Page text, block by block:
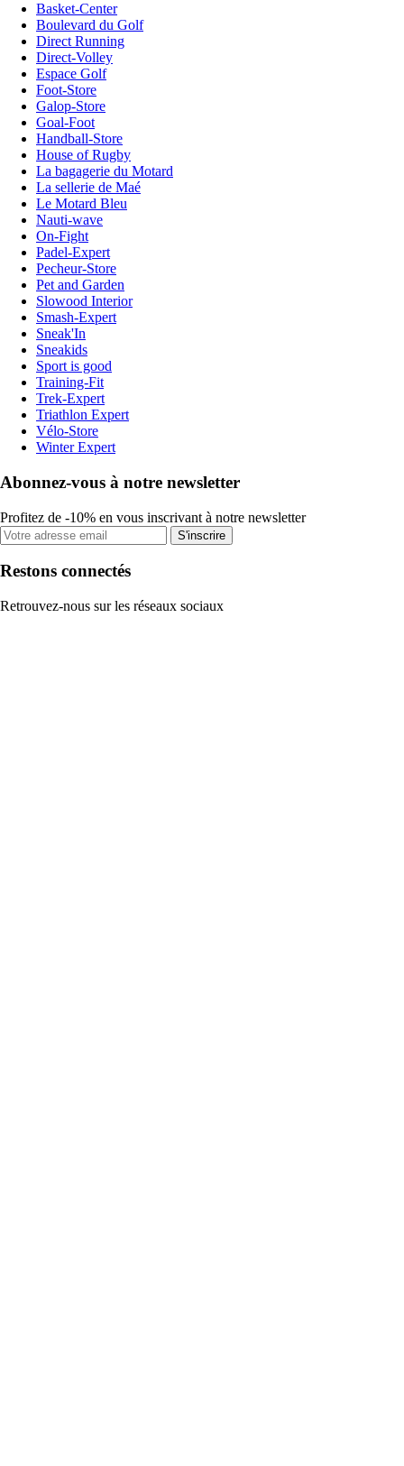
Basket-Center
Boulevard du Golf
Direct Running
Direct-Volley
Espace Golf
Foot-Store
Galop-Store
Goal-Foot
Handball-Store
House of Rugby
La bagagerie du Motard
La sellerie de Maé
Le Motard Bleu
Nauti-wave
On-Fight
Padel-Expert
Pecheur-Store
Pet and Garden
Slowood Interior
Smash-Expert
Sneak'In
Sneakids
Sport is good
Training-Fit
Trek-Expert
Triathlon Expert
Vélo-Store
Winter Expert
Abonnez-vous à notre newsletter
Profitez de -10% en vous inscrivant à notre newsletter
S'inscrire
Restons connectés
Retrouvez-nous sur les réseaux sociaux